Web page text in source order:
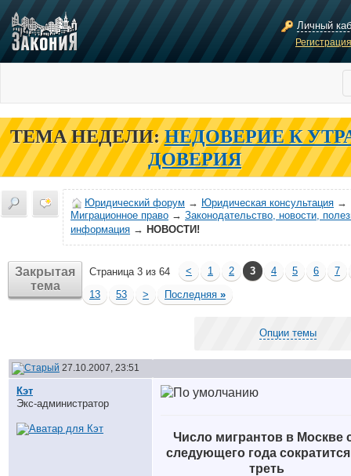
Личный
ТЕМА НЕДЕЛИ: НЕДОВЕРИЕ К
ДОВЕРИЯ
Юридический форум → Юридическая консультация →
Миграционное право → Законодательство, новости,
информация → НОВОСТИ!
Закрытая
тема
Страница 3 из 64 < 1 2 3 4 5 6
7
13
53 > Последняя »
Опции темы
27.10.2007, 23:51
Кэт
Экс-администратор
Число мигрантов в Москве
следующего года
треть